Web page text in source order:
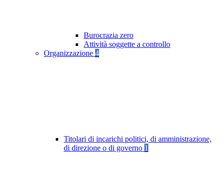
Burocrazia zero
Attività soggette a controllo
Organizzazione 4
Titolari di incarichi politici, di amministrazione,
di direzione o di governo 1